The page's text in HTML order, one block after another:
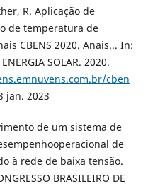
R. Aplicação de
de temperatura de
CBENS 2020. Anais... In:
SOLAR. 2020.
cben
jan. 2023
de um sistema de
de
à rede de baixa tensão.
BRASILEIRO DE